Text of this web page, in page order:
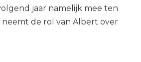
jaar namelijk mee ten
de rol van Albert over